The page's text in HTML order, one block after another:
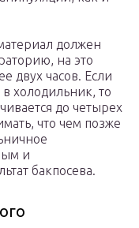
должен
на это
двух часов. Если
холодильник, то
до четырех
что чем позже
и
бакпосева.